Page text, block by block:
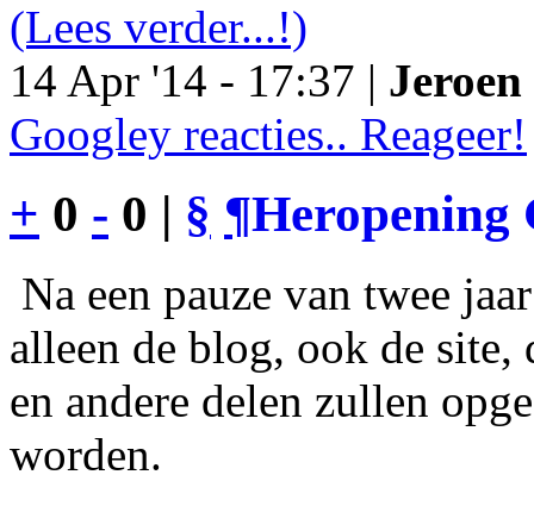
(Lees verder...!)
14 Apr '14 - 17:37 |
Googley reacties.. Reageer!
+ 0 - 0 | § ¶Heropening
Na een pauze van twee
alleen de blog, ook de site,
en andere delen zullen
worden.